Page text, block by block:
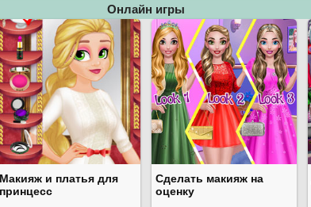
Онлайн игры
Макияж и платья для
принцесс
Сделать макияж на
оценку